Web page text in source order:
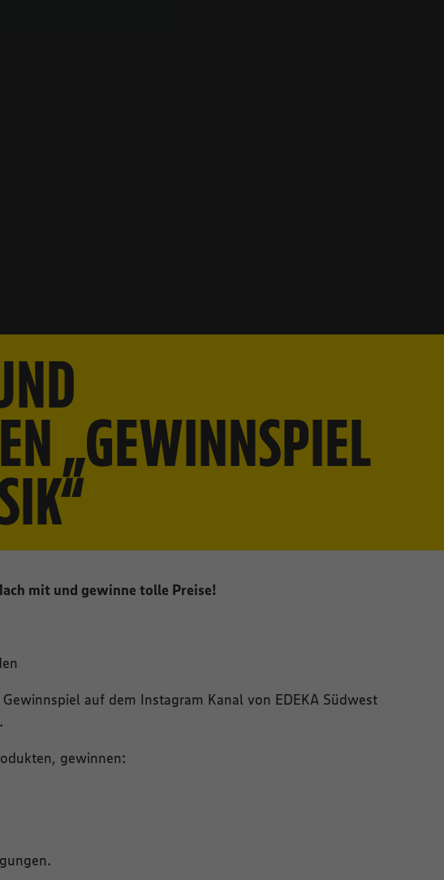
„GEWINNSPIEL
mit und gewinne tolle Preise!
auf dem Instagram Kanal von EDEKA Südwest
gewinnen: